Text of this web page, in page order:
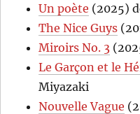
Un poète (2025)
The Nice Guys
Miroirs No. 3
Le Garçon et le
Miyazaki
Nouvelle Vague